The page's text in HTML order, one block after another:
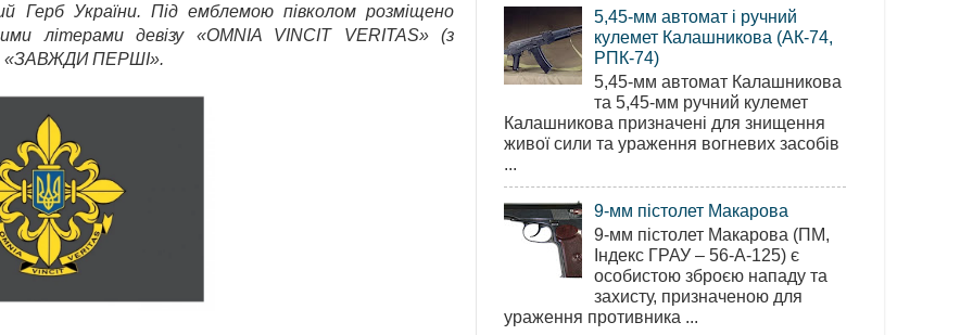
Герб України. Під емблемою півколом розміщено
літерами девізу «OMNIA VINCIT VERITAS» (з
«ЗАВЖДИ ПЕРШІ».
5,45-мм автомат і ручний
кулемет Калашникова (АК-74,
РПК-74)
5,45-мм автомат Калашникова
та 5,45-мм ручний кулемет
Калашникова призначені для знищення
живої сили та ураження вогневих засобів
...
9-мм пістолет Макарова
9-мм пістолет Макарова (ПМ,
Індекс ГРАУ – 56-А-125) є
особистою зброєю нападу та
захисту, призначеною для
ураження противника ...